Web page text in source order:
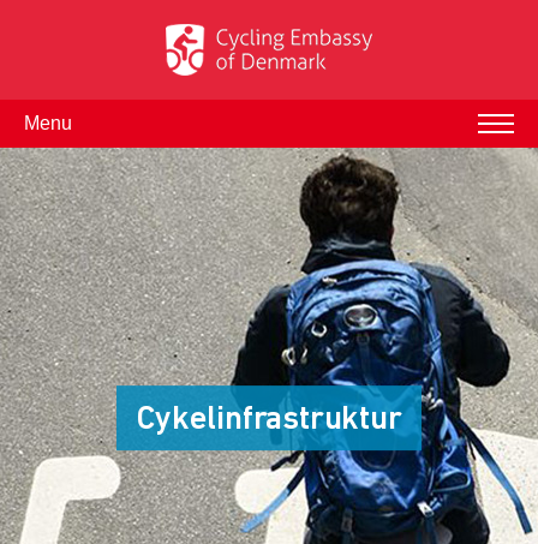
Menu
Cykelinfrastruktur